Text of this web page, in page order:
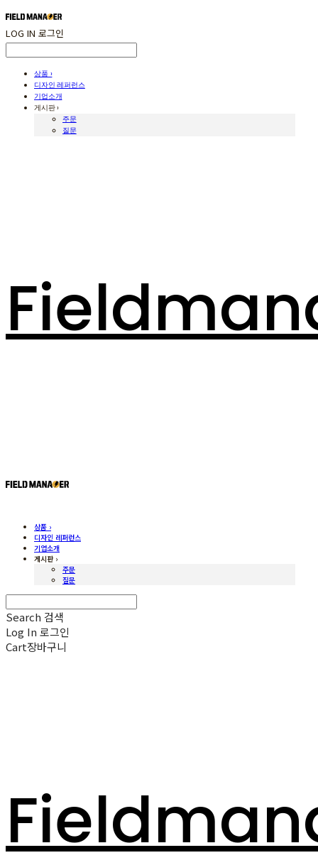
LOG IN 로그인
상품 ›
디자인 레퍼런스
기업소개
게시판 ›
주문
질문
상품 ›
디자인 레퍼런스
기업소개
게시판 ›
주문
질문
Search 검색
Log In 로그인
Cart장바구니